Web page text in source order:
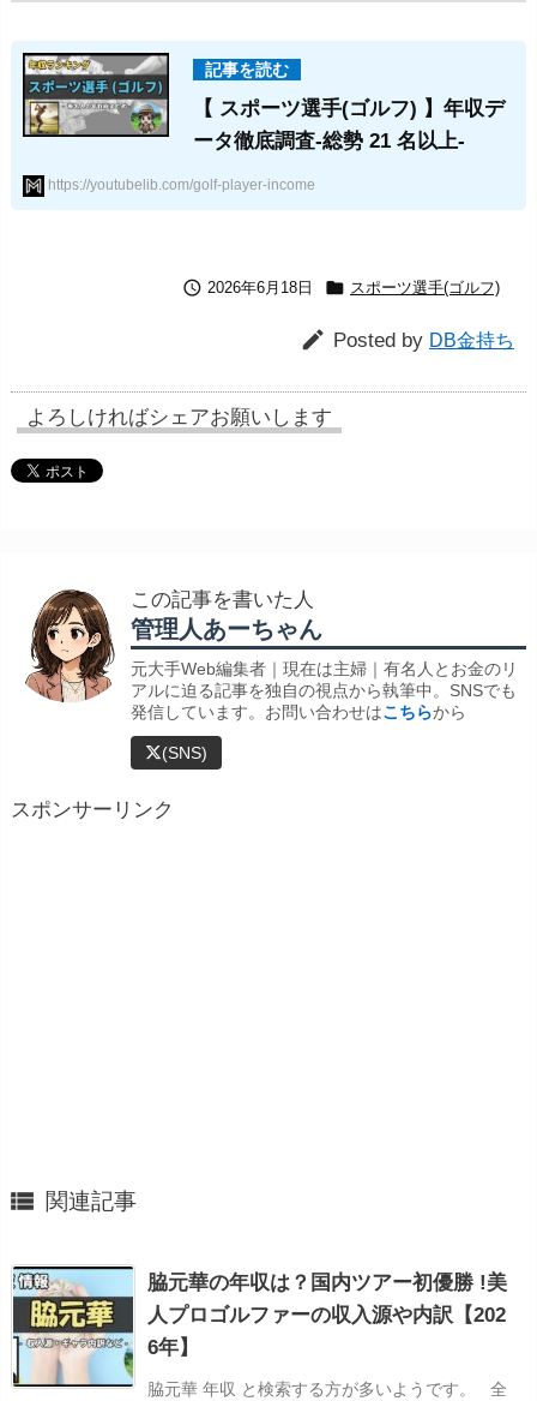
【 スポーツ選手(ゴルフ) 】年収デ
ータ徹底調査-総勢 21 名以上-
https://youtubelib.com/golf-player-income
 2026年6月18日  スポーツ選手(ゴルフ)
 Posted by DB金持ち
よろしければシェアお願いします
この記事を書いた人
管理人あーちゃん
元大手Web編集者｜現在は主婦｜有名人とお金のリ
アルに迫る記事を独自の視点から執筆中。SNSでも
発信しています。お問い合わせはこちらから
(SNS)
スポンサーリンク
 関連記事
脇元華の年収は？国内ツアー初優勝 !美
人プロゴルファーの収入源や内訳【202
6年】
脇元華 年収 と検索する方が多いようです。 全